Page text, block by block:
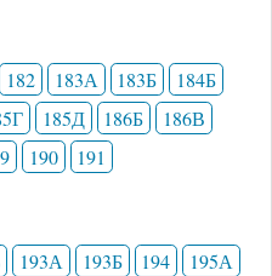
182 183А 183Б
184Б
185Д 186Б
186В
190 191
193А 193Б 194
195А